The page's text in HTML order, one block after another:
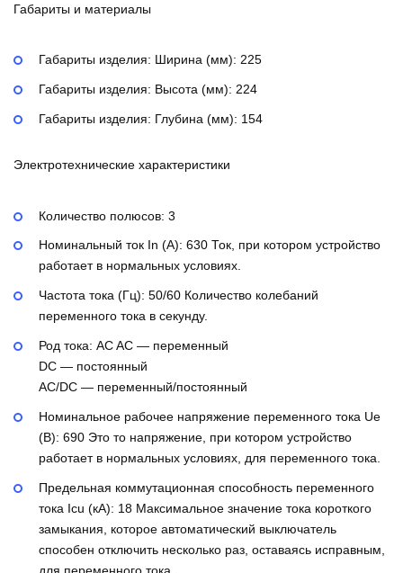
Габариты и материалы
Габариты изделия: Ширина (мм): 225
Габариты изделия: Высота (мм): 224
Габариты изделия: Глубина (мм): 154
Электротехнические характеристики
Количество полюсов: 3
Номинальный ток In (А): 630 Ток, при котором устройство
работает в нормальных условиях.
Частота тока (Гц): 50/60 Количество колебаний
переменного тока в секунду.
Род тока: ACAC — переменный
DC — постоянный
AC/DC — переменный/постоянный
Номинальное рабочее напряжение переменного тока Ue
(В): 690 Это то напряжение, при котором устройство
работает в нормальных условиях, для переменного тока.
Предельная коммутационная способность переменного
тока Icu (кА): 18 Максимальное значение тока короткого
замыкания, которое автоматический выключатель
способен отключить несколько раз, оставаясь исправным,
для переменного тока.